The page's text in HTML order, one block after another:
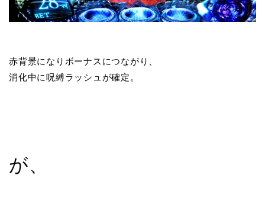
赤背景になりボーナスにつながり、
消化中に呪縛ラッシュが確定。
が、